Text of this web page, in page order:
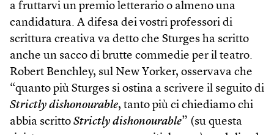
a fruttarvi un premio letterario o almeno una
candidatura. A difesa dei vostri professori di
scrittura creativa va detto che Sturges ha scritto
anche un sacco di brutte commedie per il teatro.
Robert Benchley, sul New Yorker, osservava che
“quanto più Sturges si ostina a scrivere il seguito di
Strictly dishonourable, tanto più ci chiediamo chi
abbia scritto Strictly dishonourable” (su questa